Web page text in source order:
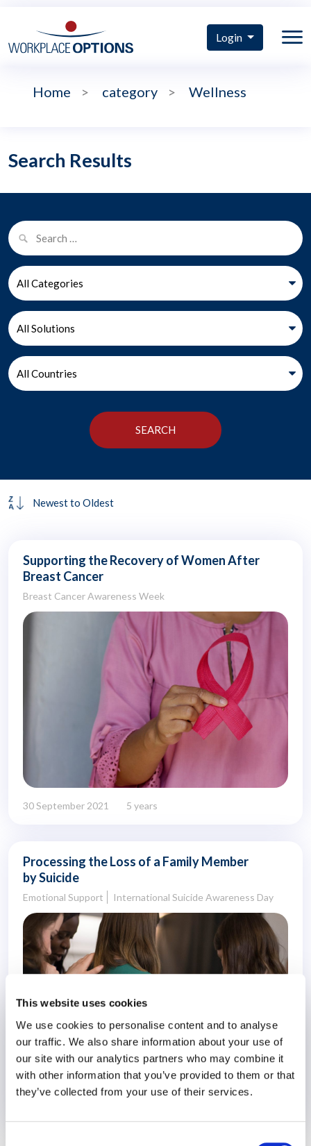
This website uses cookies
We use cookies to personalise content and to analyse
our traffic. We also share information about your use of
our site with our analytics partners who may combine it
with other information that you’ve provided to them or that
they’ve collected from your use of their services.
Login
Home > category > Wellness
Search Results
Supporting the Recovery of Women After
Breast Cancer
Breast Cancer Awareness Week
30 September 2021 5 years
Processing the Loss of a Family Member
by Suicide
Emotional Support International Suicide Awareness Day